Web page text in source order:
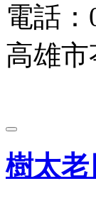
電話：
高雄市
樹太